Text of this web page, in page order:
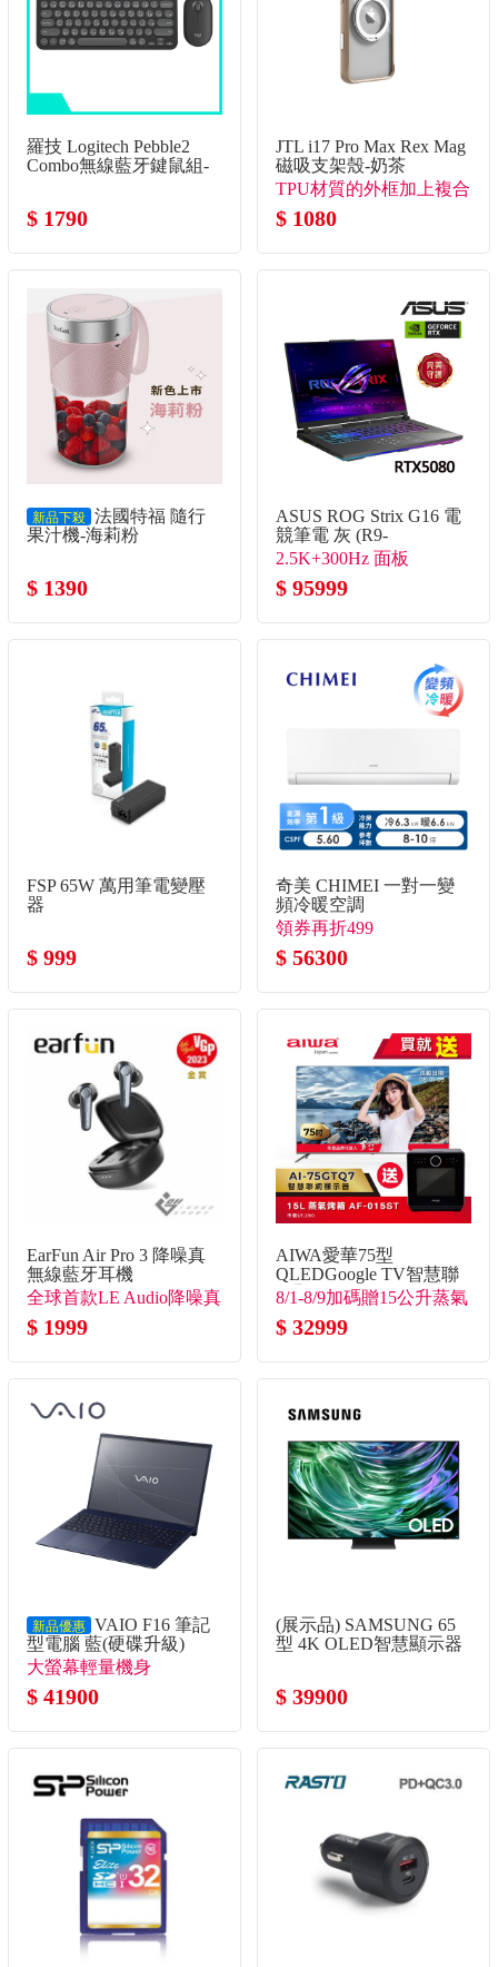
羅技 Logitech Pebble2
Combo無線藍牙鍵鼠組-
$ 1790
JTL i17 Pro Max Rex Mag
磁吸支架殼-奶茶
TPU材質的外框加上複合
背板
$ 1080
新品下殺 法國特福 隨行
果汁機-海莉粉
$ 1390
ASUS ROG Strix G16 電
競筆電 灰 (R9-
8940HX/16G/1TB
SSD/GeForce RTX5080)
2.5K+300Hz 面板
$ 95999
FSP 65W 萬用筆電變壓
器
$ 999
奇美 CHIMEI 一對一變
頻冷暖空調
領券再折499
$ 56300
EarFun Air Pro 3 降噪真
無線藍牙耳機
全球首款LE Audio降噪真
無線
$ 1999
AIWA愛華75型
QLEDGoogle TV智慧聯
網顯示器
8/1-8/9加碼贈15公升蒸氣
烤箱(市價7990)
$ 32999
新品優惠 VAIO F16 筆記
型電腦 藍(硬碟升級)
(Core5-120U/16G/1TB
SSD/W11P)
大螢幕輕量機身
$ 41900
(展示品) SAMSUNG 65
型 4K OLED智慧顯示器
$ 39900